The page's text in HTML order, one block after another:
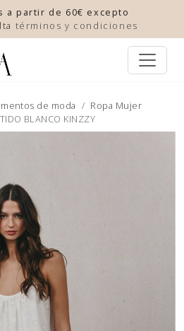
a partir de 60€ excepto
términos y condiciones
de moda
Ropa Mujer
BLANCO KINZZY